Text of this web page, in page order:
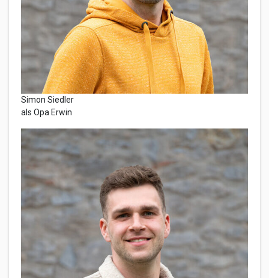
Simon Siedler
als Opa Erwin